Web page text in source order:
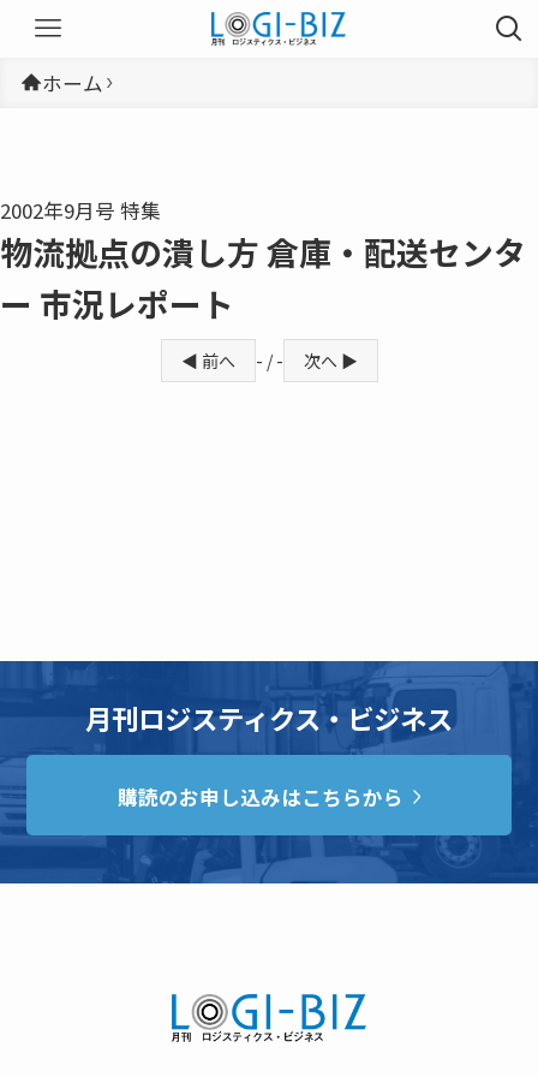
ホーム
2002年9月号 特集
物流拠点の潰し方 倉庫・配送センタ
ー 市況レポート
◀ 前へ - / - 次へ ▶
月刊ロジスティクス・ビジネス
購読のお申し込みはこちらから